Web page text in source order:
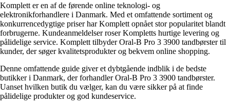
Komplett er en af de førende online teknologi- og
elektronikforhandlere i Danmark. Med et omfattende sortiment og
konkurrencedygtige priser har Komplett opnået stor popularitet blandt
forbrugerne. Kundeanmeldelser roser Kompletts hurtige levering og
pålidelige service. Komplett tilbyder Oral-B Pro 3 3900 tandbørster til
kunder, der søger kvalitetsprodukter og bekvem online shopping.
Denne omfattende guide giver et dybtgående indblik i de bedste
butikker i Danmark, der forhandler Oral-B Pro 3 3900 tandbørster.
Uanset hvilken butik du vælger, kan du være sikker på at finde
pålidelige produkter og god kundeservice.